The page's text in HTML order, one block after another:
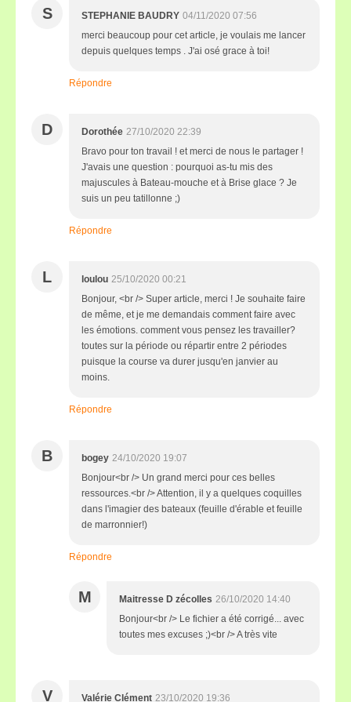
S STEPHANIE BAUDRY 04/11/2020 07:56
merci beaucoup pour cet article, je voulais me lancer
depuis quelques temps . J'ai osé grace à toi!
Répondre
D Dorothée 27/10/2020 22:39
Bravo pour ton travail ! et merci de nous le partager !
J'avais une question : pourquoi as-tu mis des
majuscules à Bateau-mouche et à Brise glace ? Je
suis un peu tatillonne ;)
Répondre
L loulou 25/10/2020 00:21
Bonjour, <br /> Super article, merci ! Je souhaite faire
de même, et je me demandais comment faire avec
les émotions. comment vous pensez les travailler?
toutes sur la période ou répartir entre 2 périodes
puisque la course va durer jusqu'en janvier au
moins.
Répondre
B bogey 24/10/2020 19:07
Bonjour<br /> Un grand merci pour ces belles
ressources.<br /> Attention, il y a quelques coquilles
dans l'imagier des bateaux (feuille d'érable et feuille
de marronnier!)
Répondre
M Maitresse D zécolles 26/10/2020 14:40
Bonjour<br /> Le fichier a été corrigé... avec
toutes mes excuses ;)<br /> A très vite
V Valérie Clément 23/10/2020 19:36